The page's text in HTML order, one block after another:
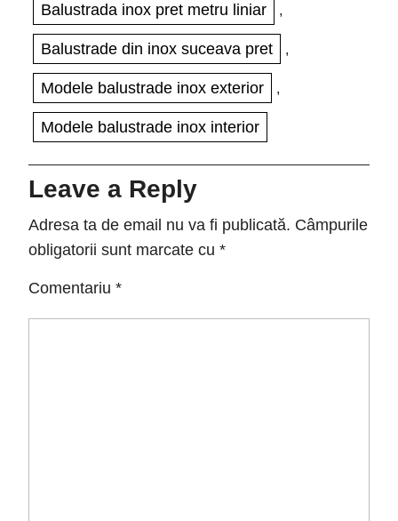
Balustrada inox pret metru liniar ,
Balustrade din inox suceava pret ,
Modele balustrade inox exterior ,
Modele balustrade inox interior
Leave a Reply
Adresa ta de email nu va fi publicată. Câmpurile
obligatorii sunt marcate cu *
Comentariu *